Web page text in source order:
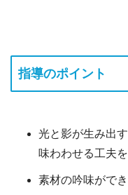
指導のポイント
光と影が生み出
味わわせる工夫
素材の吟味がで